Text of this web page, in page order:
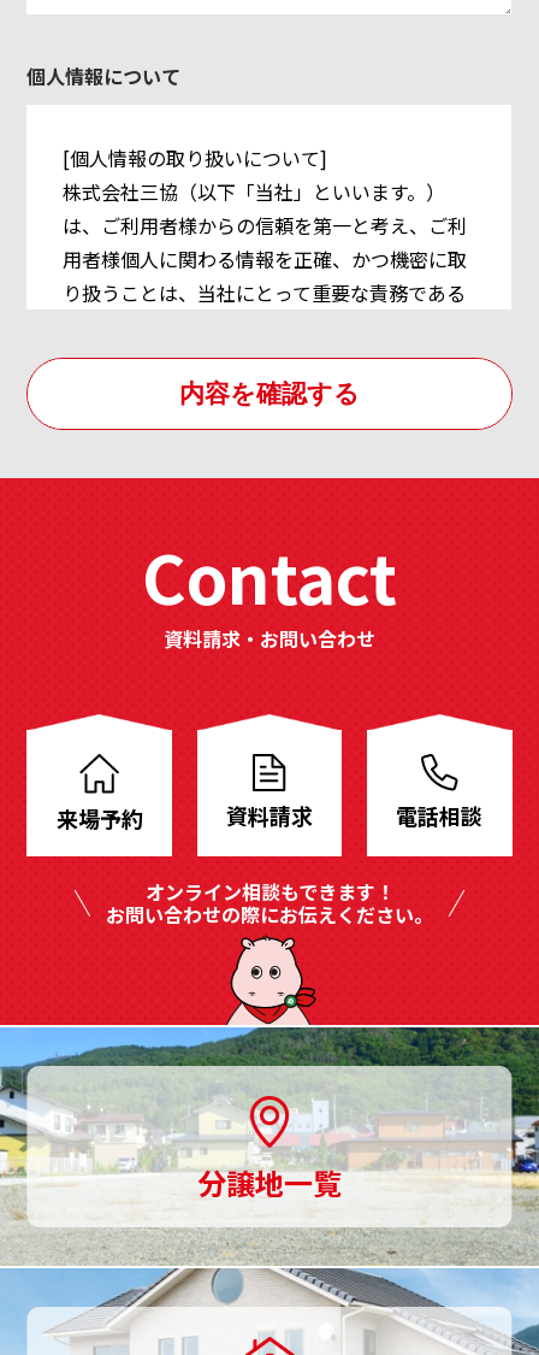
個人情報について
[個人情報の取り扱いについて]
株式会社三協（以下「当社」といいます。）
は、ご利用者様からの信頼を第一と考え、ご利
用者様個人に関わる情報を正確、かつ機密に取
り扱うことは、当社にとって重要な責務である
個人情報に関する「個人情報保護方針」を制定
し、個人情報の取り扱い方法について、全社員
及び関連会社への徹底を実践してまいります。
の取り扱いを実施致します。[個人情報の取得]
当社は個人情報を適法かつ公正な手段により収
集致します。ご利用者様に個人情報の提供をお
で、その目的の達成に必要な限度において、個
人情報を収集致します。[個人情報の利用および
共同利用]
当社がお預かりした個人情報は、個人情報を頂
いた方に承諾を得た範囲内で、また収集目的に
沿った範囲内で利用致します。利用目的につい
ては、以下の「利用目的の範囲」の内、当社の
正当な事業の範囲内でその目的の達成に必要な
事項を利用目的と致します。[利用目的の範囲に
ついて]
・ 業務上のご連絡をする場合
・ 当社が取り扱う商品及びサービスに関する
ご案内をする場合
・ ご利用者様からのお問い合せまたはご依頼
等への対応をさせて頂く場合
・ その他、ご利用者様に事前にお知らせし、
ご同意を頂いた目的の場合[上記目的以外の利用
について]
上記以外の目的で、ご利用者様の個人情報を利
Contact
資料請求・お問い合わせ
譲
ご
用
意、
土
地
探
し
来場予約 資料請求 電話相談
オンライン相談もできます！
お問い合わせの際にお伝えください。
分譲地一覧